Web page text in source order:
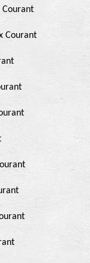
Courant
Courant